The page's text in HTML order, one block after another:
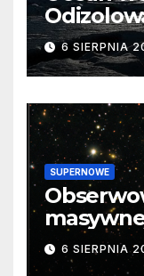
barierę
6 SIERPNIA
SUPERNOWE
samego
cenne
6 SIERPNIA